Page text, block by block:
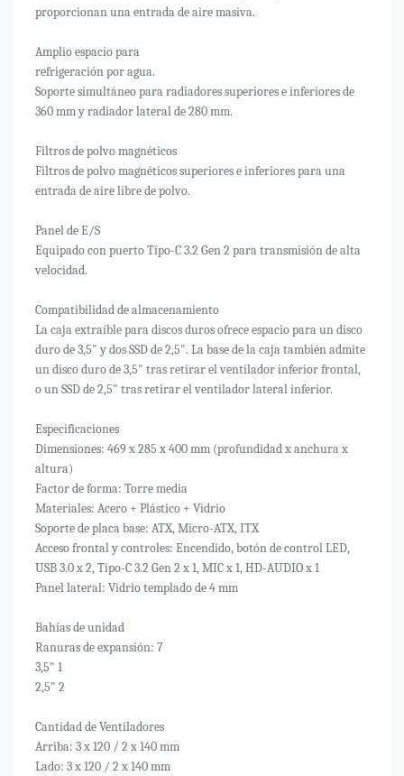
proporcionan una entrada de aire masiva.
Amplio espacio para
refrigeración por agua.
Soporte simultáneo para radiadores superiores e inferiores de
360 ​​mm y radiador lateral de 280 mm.
Filtros de polvo magnéticos
Filtros de polvo magnéticos superiores e inferiores para una
entrada de aire libre de polvo.
Panel de E/S
Equipado con puerto Tipo-C 3.2 Gen 2 para transmisión de alta
velocidad.
Compatibilidad de almacenamiento
La caja extraíble para discos duros ofrece espacio para un disco
duro de 3,5" y dos SSD de 2,5". La base de la caja también admite
un disco duro de 3,5" tras retirar el ventilador inferior frontal,
o un SSD de 2,5" tras retirar el ventilador lateral inferior.
Especificaciones
Dimensiones: 469 x 285 x 400 mm (profundidad x anchura x
altura)
Factor de forma: Torre media
Materiales: Acero + Plástico + Vidrio
Soporte de placa base: ATX, Micro-ATX, ITX
Acceso frontal y controles: Encendido, botón de control LED,
USB 3.0 x 2, Tipo-C 3.2 Gen 2 x 1, MIC x 1, HD-AUDIO x 1
Panel lateral: Vidrio templado de 4 mm
Bahías de unidad
Ranuras de expansión: 7
3,5" 1
2,5" 2
Cantidad de Ventiladores
Arriba: 3 x 120 / 2 x 140 mm
Lado: 3 x 120 / 2 x 140 mm